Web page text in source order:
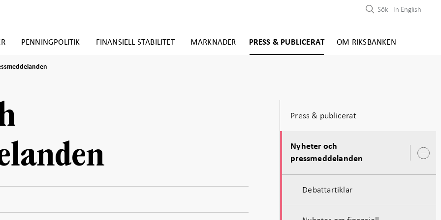
PENNINGPOLITIK FINANSIELL STABILITET MARKNADER PRESS & PUBLICERAT OM RIKSBANKEN
Sök In English
Press & publicerat
Nyheter och
pressmeddelanden
Debattartiklar